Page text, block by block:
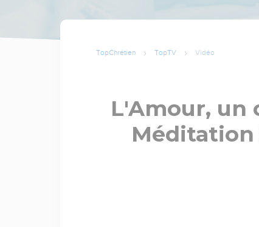
TopChrétien TopTV Vidéo
L'Amour, un
Méditation